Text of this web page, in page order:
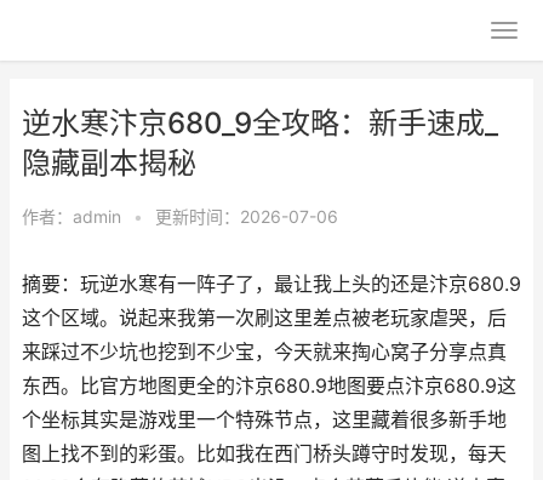
逆水寒汴京680_9全攻略：新手速成_
隐藏副本揭秘
作者： admin • 更新时间：2026-07-06
摘要：玩逆水寒有一阵子了，最让我上头的还是汴京680.9
这个区域。说起来我第一次刷这里差点被老玩家虐哭，后
来踩过不少坑也挖到不少宝，今天就来掏心窝子分享点真
东西。比官方地图更全的汴京680.9地图要点汴京680.9这
个坐标其实是游戏里一个特殊节点，这里藏着很多新手地
图上找不到的彩蛋。比如我在西门桥头蹲守时发现，每天